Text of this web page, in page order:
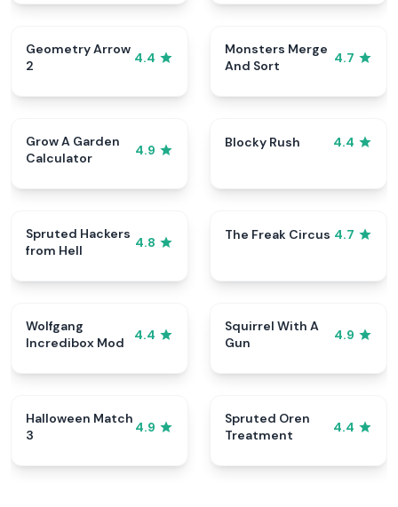
Geometry Arrow
2
4.4
Monsters Merge
And Sort
4.7
Grow A Garden
Calculator
4.9
Blocky Rush 4.4
Spruted Hackers
from Hell
4.8
The Freak Circus 4.7
Wolfgang
Incredibox Mod
4.4
Squirrel With A
Gun
4.9
Halloween Match
3
4.9
Spruted Oren
Treatment
4.4